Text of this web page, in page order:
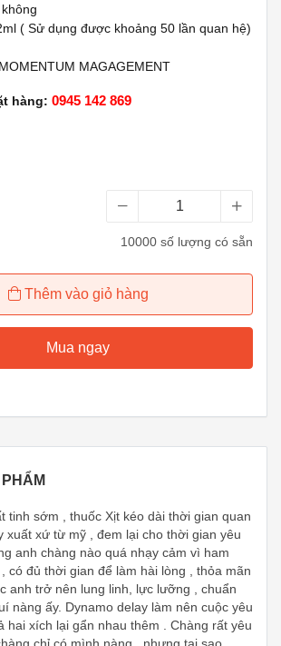
( Sử dụng được khoảng 50 lần quan hệ)
MAGAGEMENT
hàng: 0945 142 869
10000 số lượng có sẵn
Thêm vào giỏ hàng
Mua ngay
tinh sớm , thuốc Xịt kéo dài thời gian quan
xuất xứ từ mỹ , đem lại cho thời gian yêu
anh chàng nào quá nhạy cảm vì ham
có đủ thời gian để làm hài lòng , thỏa mãn
anh trở nên lung linh, lực lưỡng , chuẩn
nàng ấy. Dynamo delay làm nên cuộc yêu
hai xích lại gẩn nhau thêm . Chàng rất yêu